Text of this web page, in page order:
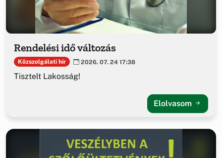
Rendelési idő változás
Közszolgálati hír 2026. 07. 24 17:38
Tisztelt Lakosság!
Elolvasom